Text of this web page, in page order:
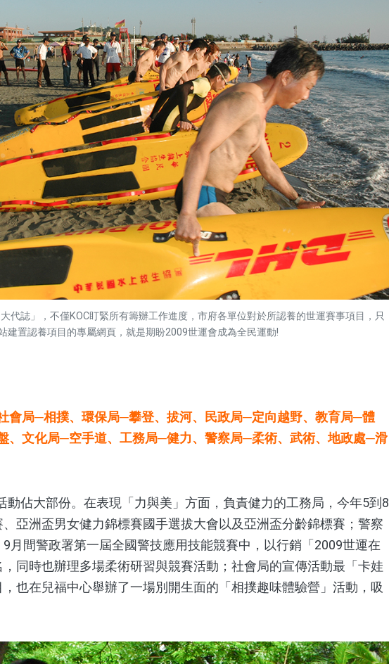
代誌」，不僅KOC盯緊所有籌辦工作進度，市府各單位對於所認養的世運賽事項目，只
建置認養項目的專屬網頁，就是期盼2009世運會成為全民運動!
會局─相撲、環保局─攀登、拔河、民政局─定向越野、教育局─體
、文化局─空手道、工務局─健力、警察局─柔術、武術、地政處─滑
佔大部份。在表現「力與美」方面，負責健力的工務局，今年5到8
亞洲盃男女健力錦標賽國手選拔大會以及亞洲盃分齡錦標賽；警察
月間警政署第一屆全國警技應用技能競賽中，以行銷「2009世運在
同時也辦理多場柔術研習與競賽活動；社會局的宣傳活動最「卡娃
也在兒福中心舉辦了一場別開生面的「相撲趣味體驗營」活動，吸